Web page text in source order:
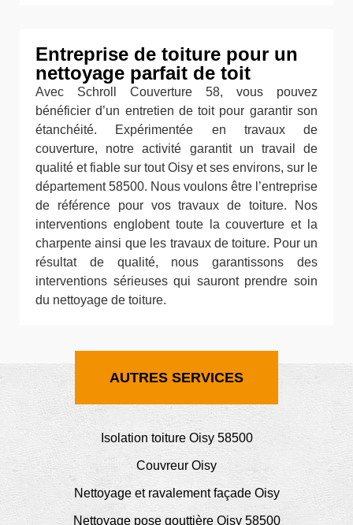
Entreprise de toiture pour un
nettoyage parfait de toit
Avec Schroll Couverture 58, vous pouvez
bénéficier d’un entretien de toit pour garantir son
étanchéité. Expérimentée en travaux de
couverture, notre activité garantit un travail de
qualité et fiable sur tout Oisy et ses environs, sur le
département 58500. Nous voulons être l’entreprise
de référence pour vos travaux de toiture. Nos
interventions englobent toute la couverture et la
charpente ainsi que les travaux de toiture. Pour un
résultat de qualité, nous garantissons des
interventions sérieuses qui sauront prendre soin
du nettoyage de toiture.
AUTRES SERVICES
Isolation toiture Oisy 58500
Couvreur Oisy
Nettoyage et ravalement façade Oisy
Nettoyage pose gouttière Oisy 58500